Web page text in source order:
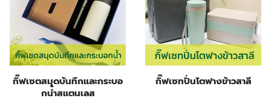
กิ๊ฟเซตสมุดบันทึกและกระบอ
กน้ำสแตนเลส
กิ๊ฟเซทปิ่นโตฟางข้าวสาลี